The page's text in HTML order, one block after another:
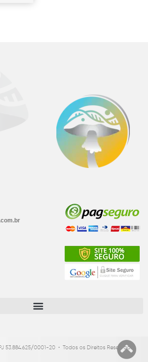
53.884.625/0001-20• Todos os Direitos Reservados